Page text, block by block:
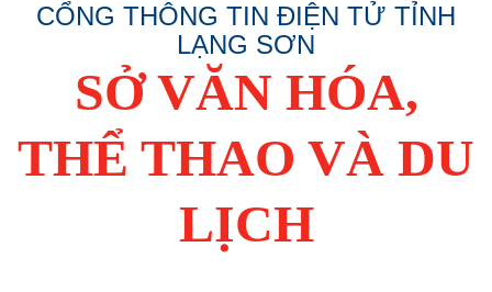
CỔNG THÔNG TIN ĐIỆN TỬ TỈNH
LẠNG SƠN
SỞ VĂN HÓA,
THỂ THAO VÀ DU
LỊCH